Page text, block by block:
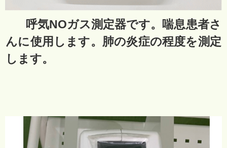
呼気NOガス測定器です。喘息患者さ
んに使用します。肺の炎症の程度を測定
します。